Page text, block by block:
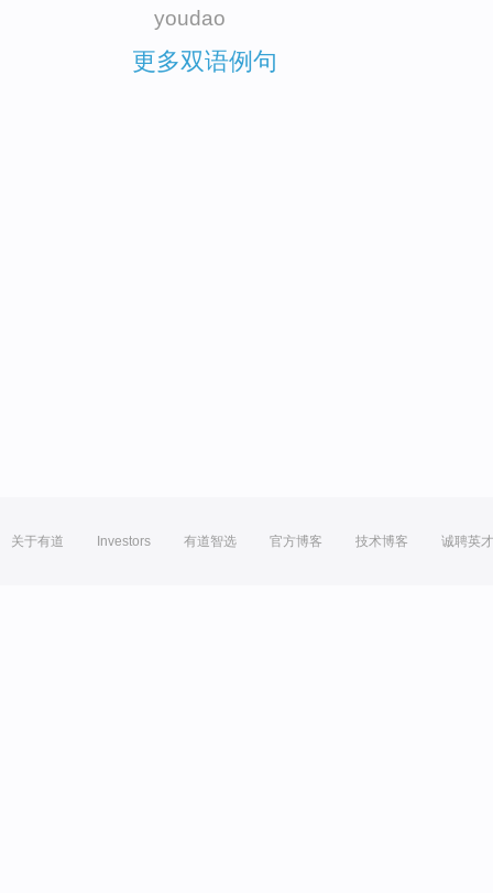
youdao
更多双语例句
关于有道 Investors 有道智选 官方博客 技术博客 诚聘英才